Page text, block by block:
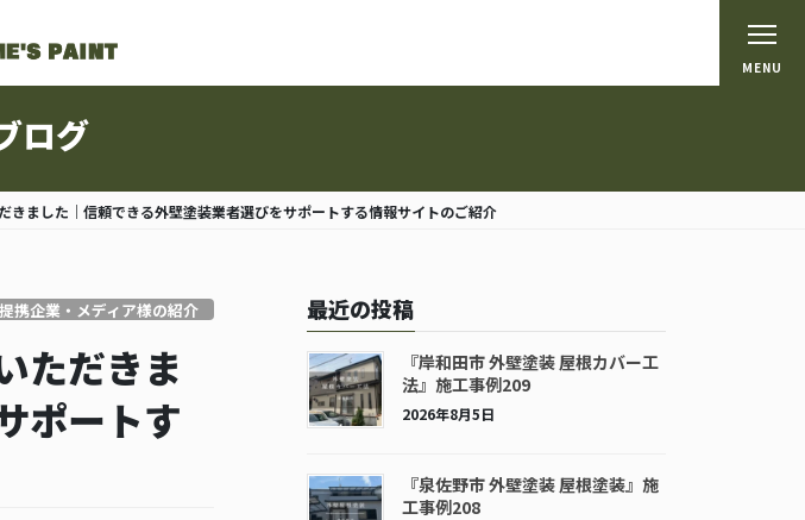
ログ
きました｜信頼できる外壁塗装業者選びをサポートする情報サイトのご紹介
提携企業・メディア様の紹介
ただきま
ポートす
最近の投稿
『岸和田市 外壁塗装 屋根カバー工
法』施工事例209
2026年8月5日
『泉佐野市 外壁塗装 屋根塗装』施
工事例208
MENU